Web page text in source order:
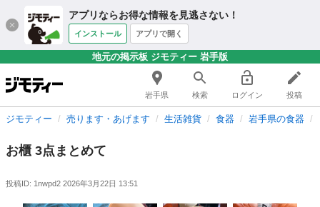
アプリならお得な情報を見逃さない！
インストール アプリで開く
地元の掲示板 ジモティー 岩手版
岩手県 検索 ログイン 投稿
ジモティー 売ります・あげます 生活雑貨 食器 岩手県の食器
お櫃 3点まとめて
投稿ID: 1nwpd2 2026年3月22日 13:51